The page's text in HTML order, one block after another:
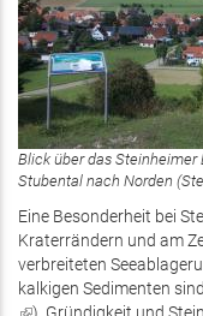
Blick über das
Stubental nach Norden
Eine Besonderheit bei
Kraterrändern und am
verbreiteten
kalkigen Sedimenten